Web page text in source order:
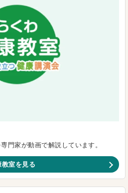
門家が動画で解説しています。
教室を見る